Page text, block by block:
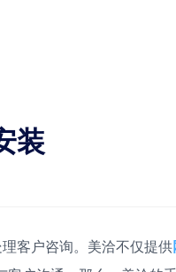
装
客户咨询。美洽不仅提供